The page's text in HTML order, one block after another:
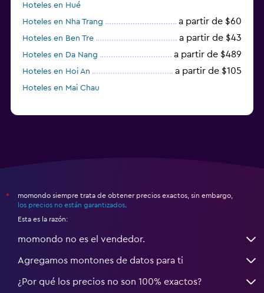
Hoteles en Hué
Hoteles en Nha Trang
a partir de $60
Hoteles en Ben Tre a partir de $43
Hoteles en Da Nang a partir de $489
Hoteles en Hoi An a partir de $105
Hoteles en Mai Chau
*
momondo siempre trata de obtener precios exactos, sin embargo,
los precios no están garantizados
Esta es la razón:
momondo no es el vendedor.
Agregamos montones de datos para ti
¿Por qué los precios no son 100% exactos?